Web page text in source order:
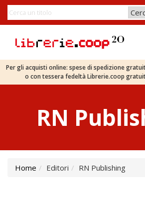
Per gli acquisti online: spese di spedizione
o con tessera fedeltà Librerie.coop
RN
Home Editori RN Publishing